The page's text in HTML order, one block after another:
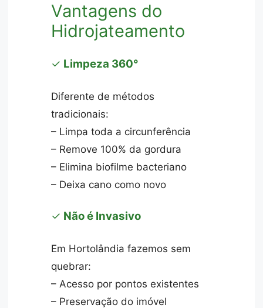
Vantagens do
Hidrojateamento
✓ Limpeza 360°
Diferente de métodos
tradicionais:
– Limpa toda a circunferência
– Remove 100% da gordura
– Elimina biofilme bacteriano
– Deixa cano como novo
✓ Não é Invasivo
Em Hortolândia fazemos sem
quebrar:
– Acesso por pontos existentes
– Preservação do imóvel